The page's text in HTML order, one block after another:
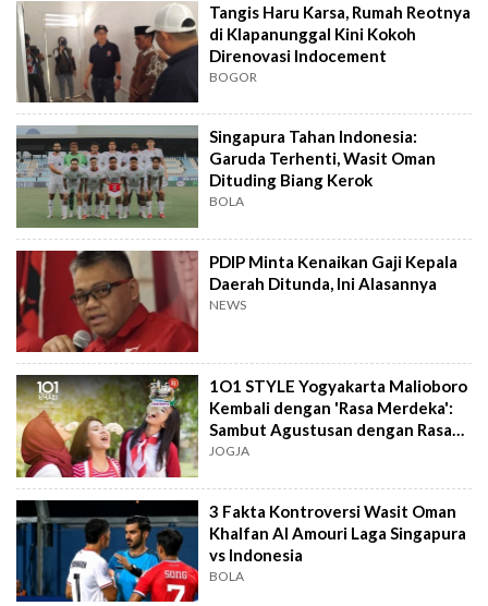
Tangis Haru Karsa, Rumah Reotnya
di Klapanunggal Kini Kokoh
Direnovasi Indocement
BOGOR
Singapura Tahan Indonesia:
Garuda Terhenti, Wasit Oman
Dituding Biang Kerok
BOLA
PDIP Minta Kenaikan Gaji Kepala
Daerah Ditunda, Ini Alasannya
NEWS
1O1 STYLE Yogyakarta Malioboro
Kembali dengan 'Rasa Merdeka':
Sambut Agustusan dengan Rasa
dan Tawa
JOGJA
3 Fakta Kontroversi Wasit Oman
Khalfan Al Amouri Laga Singapura
vs Indonesia
BOLA